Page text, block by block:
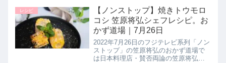
くれたので詳しく紹介します。>>家事
ヤロウ記事一覧はこちら...
レシピ
【ノンストップ】焼きトウモロ
コシ 笠原将弘シェフレシピ。お
かず道場｜7月26日
2022年7月26日のフジテレビ系列「ノン
ストップ」の笠原将弘のおかず道場で
は日本料理店・賛否両論の笠原将弘シ